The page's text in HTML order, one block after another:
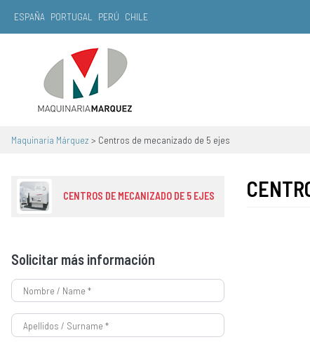
ESPAÑA PORTUGAL PERÚ CHILE
Navegación principal
Maquinaria Márquez > Centros de mecanizado de 5 ejes
CENTROS DE MECANIZADO DE 5 EJES
Solicitar más información